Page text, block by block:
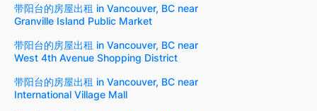
带阳台的房屋出租 in Vancouver, BC near
Granville Island Public Market
带阳台的房屋出租 in Vancouver, BC near
West 4th Avenue Shopping District
带阳台的房屋出租 in Vancouver, BC near
International Village Mall